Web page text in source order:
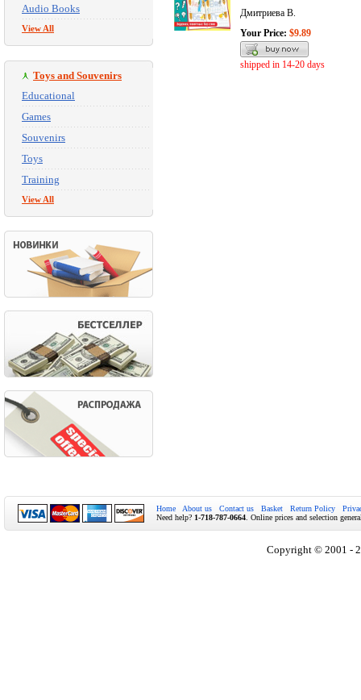
Audio Books
View All
Toys and Souvenirs
Educational
Games
Souvenirs
Toys
Training
View All
Дмитриева В.
Your Price: $9.89
shipped in 14-20 days
Home About us Contact us Basket Return Policy
Need help? 1-718-787-0664 . Online prices and selection
Copyright © 2001 -